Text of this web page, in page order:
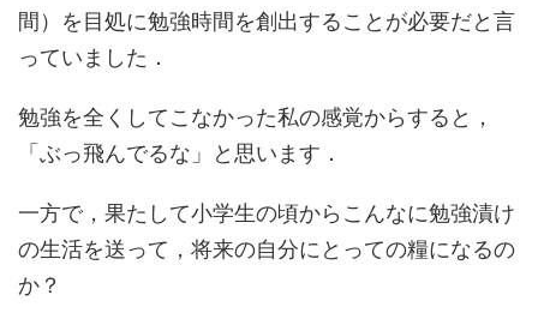
間）を目処に勉強時間を創出することが必要だと言
っていました．
勉強を全くしてこなかった私の感覚からすると，
「ぶっ飛んでるな」と思います．
一方で，果たして小学生の頃からこんなに勉強漬け
の生活を送って，将来の自分にとっての糧になるの
か？